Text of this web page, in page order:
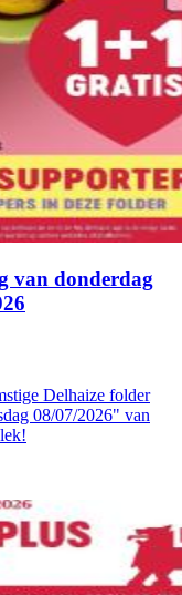
van donderdag
Delhaize folder
08/07/2026" van